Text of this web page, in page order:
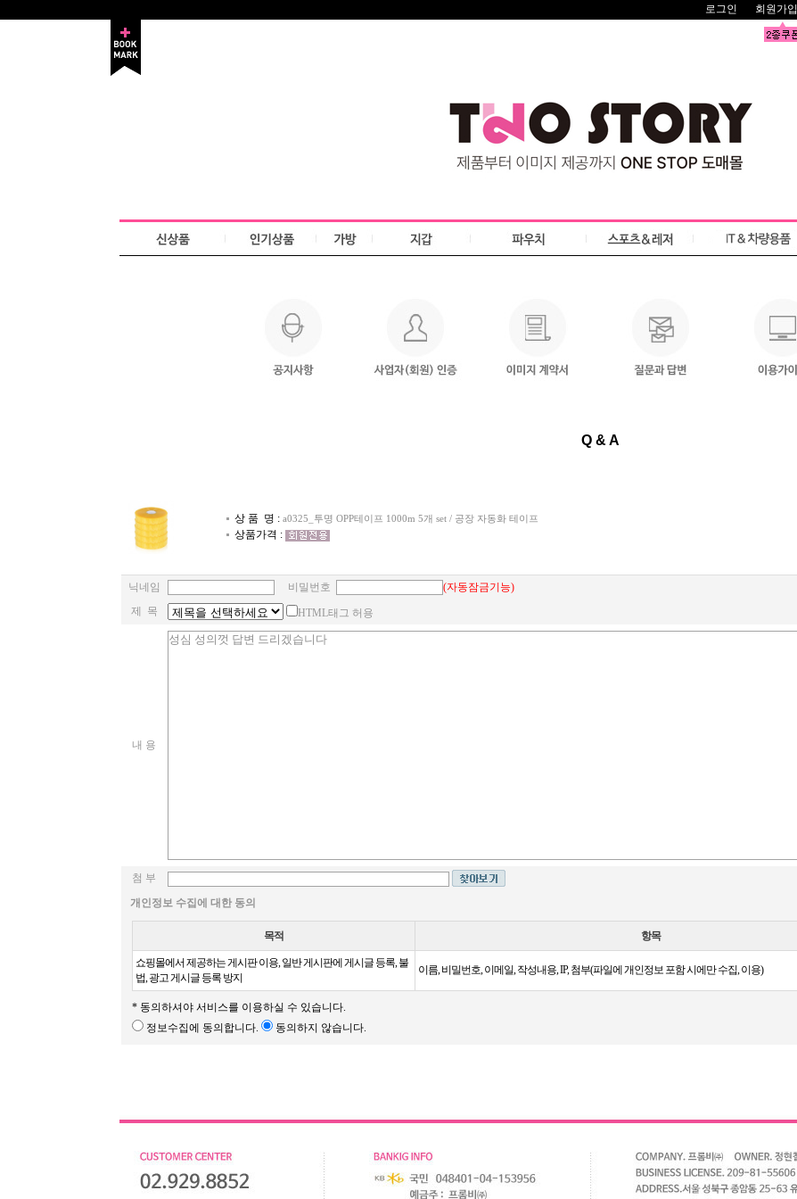
로그인 회원가입
Q & A
상 품 명 : a0325_투명 OPP테이프 1000m 5개 set / 공장 자동화 테이프
상품가격 :
닉네임 비밀번호
(자동잠금기능)
제 목
HTML태그 허용
내 용
첨 부
개인정보 수집에 대한 동의
목적 항목
쇼핑몰에서 제공하는 게시판 이용, 일반 게시판에 게시글 등록, 불
법, 광고 게시글 등록 방지
이름, 비밀번호, 이메일, 작성내용, IP, 첨부(파일에 개인정보 포함 시에만 수집, 이용)
* 동의하셔야 서비스를 이용하실 수 있습니다.
정보수집에 동의합니다.
동의하지 않습니다.